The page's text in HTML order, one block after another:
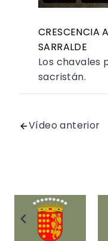
CRESCENCIA
SARRALDE
Los chavales
sacristán.
Vídeo anterior